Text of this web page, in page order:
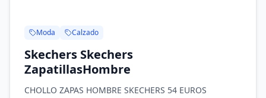
Moda Calzado
Skechers Skechers
ZapatillasHombre
CHOLLO ZAPAS HOMBRE SKECHERS 54 EUROS